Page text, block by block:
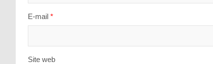
E-mail *
Site web